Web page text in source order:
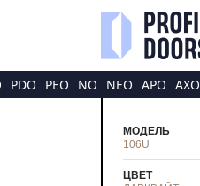
PDO PEO NO NEO APO AXO
МОДЕЛЬ
106U
ЦВЕТ